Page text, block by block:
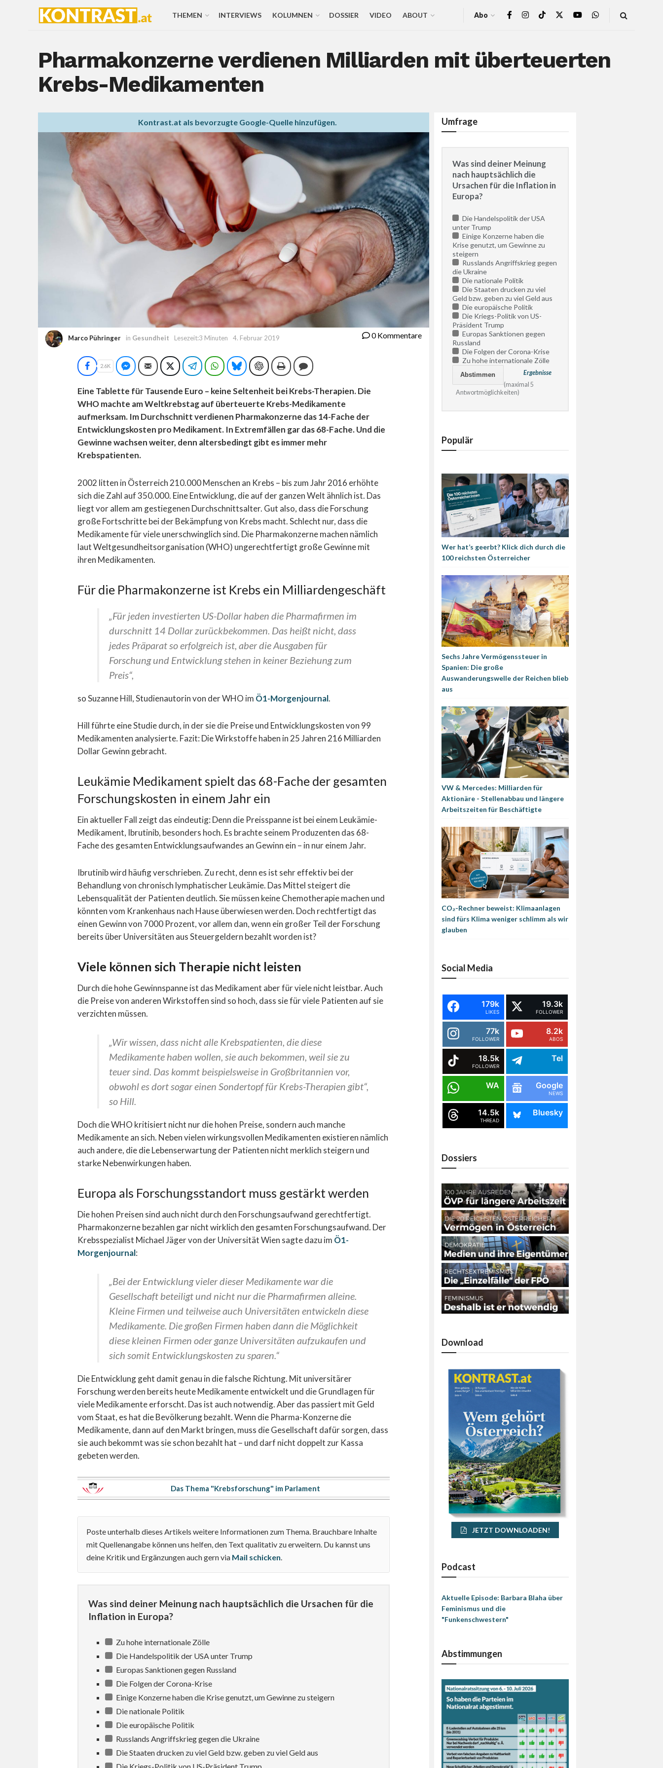
THEMEN INTERVIEWS KOLUMNEN DOSSIER VIDEO ABOUT Abo
Pharmakonzerne verdienen Milliarden mit überteuerten
Krebs-Medikamenten
Kontrast.at als bevorzugte Google-Quelle hinzufügen.
Marco Pühringer in Gesundheit Lesezeit:3 Minuten 4. Februar 2019 0 Kommentare
Facebook
2.6K Facebook Messenger
E-Mail TwitterTelegramWhatsAppBlueskyChatGPTDruckenKommentieren
Eine Tablette für Tausende Euro – keine Seltenheit bei Krebs-Therapien. Die
WHO machte am Weltkrebstag auf überteuerte Krebs-Medikamente
aufmerksam. Im Durchschnitt verdienen Pharmakonzerne das 14-Fache der
Entwicklungskosten pro Medikament. In Extremfällen gar das 68-Fache. Und die
Gewinne wachsen weiter, denn altersbedingt gibt es immer mehr
Krebspatienten.
2002 litten in Österreich 210.000 Menschen an Krebs – bis zum Jahr 2016 erhöhte
sich die Zahl auf 350.000. Eine Entwicklung, die auf der ganzen Welt ähnlich ist. Das
liegt vor allem am gestiegenen Durchschnittsalter. Gut also, dass die Forschung
große Fortschritte bei der Bekämpfung von Krebs macht. Schlecht nur, dass die
Medikamente für viele unerschwinglich sind. Die Pharmakonzerne machen nämlich
laut Weltgesundheitsorganisation (WHO) ungerechtfertigt große Gewinne mit
ihren Medikamenten.
Für die Pharmakonzerne ist Krebs ein Milliardengeschäft
„Für jeden investierten US-Dollar haben die Pharmafirmen im
durschnitt 14 Dollar zurückbekommen. Das heißt nicht, dass
jedes Präparat so erfolgreich ist, aber die Ausgaben für
Forschung und Entwicklung stehen in keiner Beziehung zum
Preis“,
so Suzanne Hill, Studienautorin von der WHO im Ö1-Morgenjournal.
Hill führte eine Studie durch, in der sie die Preise und Entwicklungskosten von 99
Medikamenten analysierte. Fazit: Die Wirkstoffe haben in 25 Jahren 216 Milliarden
Dollar Gewinn gebracht.
Leukämie Medikament spielt das 68-Fache der gesamten
Forschungskosten in einem Jahr ein
Ein aktueller Fall zeigt das eindeutig: Denn die Preisspanne ist bei einem Leukämie-
Medikament, Ibrutinib, besonders hoch. Es brachte seinem Produzenten das 68-
Fache des gesamten Entwicklungsaufwandes an Gewinn ein – in nur einem Jahr.
Ibrutinib wird häufig verschrieben. Zu recht, denn es ist sehr effektiv bei der
Behandlung von chronisch lymphatischer Leukämie. Das Mittel steigert die
Lebensqualität der Patienten deutlich. Sie müssen keine Chemotherapie machen und
könnten vom Krankenhaus nach Hause überwiesen werden. Doch rechtfertigt das
einen Gewinn von 7000 Prozent, vor allem dan, wenn ein großer Teil der Forschung
bereits über Universitäten aus Steuergeldern bezahlt worden ist?
Viele können sich Therapie nicht leisten
Durch die hohe Gewinnspanne ist das Medikament aber für viele nicht leistbar. Auch
die Preise von anderen Wirkstoffen sind so hoch, dass sie für viele Patienten auf sie
verzichten müssen.
„Wir wissen, dass nicht alle Krebspatienten, die diese
Medikamente haben wollen, sie auch bekommen, weil sie zu
teuer sind. Das kommt beispielsweise in Großbritannien vor,
obwohl es dort sogar einen Sondertopf für Krebs-Therapien gibt“,
so Hill.
Doch die WHO kritisiert nicht nur die hohen Preise, sondern auch manche
Medikamente an sich. Neben vielen wirkungsvollen Medikamenten existieren nämlich
auch andere, die die Lebenserwartung der Patienten nicht merklich steigern und
starke Nebenwirkungen haben.
Europa als Forschungsstandort muss gestärkt werden
Die hohen Preisen sind auch nicht durch den Forschungsaufwand gerechtfertigt.
Pharmakonzerne bezahlen gar nicht wirklich den gesamten Forschungsaufwand. Der
Krebsspezialist Michael Jäger von der Universität Wien sagte dazu im Ö1-
Morgenjournal:
„Bei der Entwicklung vieler dieser Medikamente war die
Gesellschaft beteiligt und nicht nur die Pharmafirmen alleine.
Kleine Firmen und teilweise auch Universitäten entwickeln diese
Medikamente. Die großen Firmen haben dann die Möglichkeit
diese kleinen Firmen oder ganze Universitäten aufzukaufen und
sich somit Entwicklungskosten zu sparen.“
Die Entwicklung geht damit genau in die falsche Richtung. Mit universitärer
Forschung werden bereits heute Medikamente entwickelt und die Grundlagen für
viele Medikamente erforscht. Das ist auch notwendig. Aber das passiert mit Geld
vom Staat, es hat die Bevölkerung bezahlt. Wenn die Pharma-Konzerne die
Medikamente, dann auf den Markt bringen, muss die Gesellschaft dafür sorgen, dass
sie auch bekommt was sie schon bezahlt hat – und darf nicht doppelt zur Kassa
gebeten werden.
Das Thema "Krebsforschung" im Parlament
Poste unterhalb dieses Artikels weitere Informationen zum Thema. Brauchbare Inhalte
mit Quellenangabe können uns helfen, den Text qualitativ zu erweitern. Du kannst uns
deine Kritik und Ergänzungen auch gern via Mail schicken.
Was sind deiner Meinung nach hauptsächlich die Ursachen für die
Inflation in Europa?
Zu hohe internationale Zölle
Die Handelspolitik der USA unter Trump
Europas Sanktionen gegen Russland
Die Folgen der Corona-Krise
Einige Konzerne haben die Krise genutzt, um Gewinne zu steigern
Die nationale Politik
Die europäische Politik
Russlands Angriffskrieg gegen die Ukraine
Die Staaten drucken zu viel Geld bzw. geben zu viel Geld aus
Umfrage
Was sind deiner Meinung
nach hauptsächlich die
Ursachen für die Inflation in
Europa?
Die Handelspolitik der USA
unter Trump
Einige Konzerne haben die
Krise genutzt, um Gewinne zu
steigern
Russlands Angriffskrieg gegen
die Ukraine
Die nationale Politik
Die Staaten drucken zu viel
Geld bzw. geben zu viel Geld aus
Die europäische Politik
Die Kriegs-Politik von US-
Präsident Trump
Europas Sanktionen gegen
Russland
Die Folgen der Corona-Krise
Zu hohe internationale Zölle
Ergebnisse
(maximal 5
Antwortmöglichkeiten)
Populär
Wer hat’s geerbt? Klick dich durch die
100 reichsten Österreicher
Sechs Jahre Vermögenssteuer in
Spanien: Die große
Auswanderungswelle der Reichen blieb
aus
VW & Mercedes: Milliarden für
Aktionäre - Stellenabbau und längere
Arbeitszeiten für Beschäftigte
CO₂-Rechner beweist: Klimaanlagen
sind fürs Klima weniger schlimm als wir
glauben
Social Media
179k
LIKES
19.3k
FOLLOWER
77k
FOLLOWER
8.2k
ABOS
18.5k
FOLLOWER
Tel
WA Google
NEWS
14.5k
THREAD
Bluesky
Dossiers
Download
JETZT DOWNLOADEN!
Podcast
Aktuelle Episode: Barbara Blaha über
Feminismus und die
"Funkenschwestern"
Abstimmungen